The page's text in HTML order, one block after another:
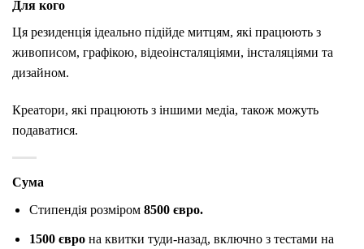
Для кого
Ця резиденція ідеально підійде митцям, які працюють з
живописом, графікою, відеоінсталяціями, інсталяціями та
дизайном.
Креатори, які працюють з іншими медіа, також можуть
подаватися.
Сума
Стипендія розміром 8500 євро.
1500 єврона квитки туди-назад, включно з тестами на